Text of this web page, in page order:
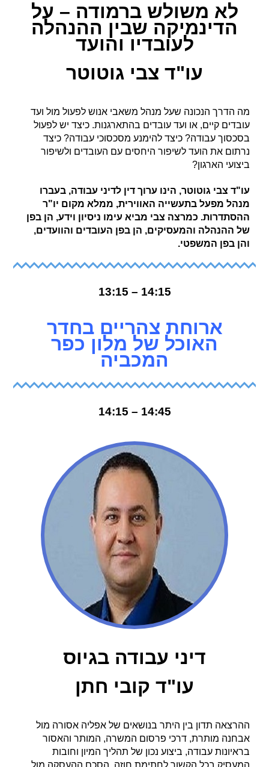
לא משולש ברמודה – על
הדינמיקה שבין ההנהלה
לעובדיו והועד
עו"ד צבי גוטוטר
מה הדרך הנכונה שעל מנהל משאבי אנוש לפעול מול ועד
עובדים קיים, או ועד עובדים בהתארגנות. כיצד יש לפעול
בסכסוך עבודה? כיצד להימנע מסכסוכי עבודה? כיצד
נרתום את הועד לשיפור היחסים עם העובדים ולשיפור
ביצועי הארגון?
עו"ד צבי גוטוטר, הינו ערוך דין לדיני עבודה, בעברו
מנהל מפעל בתעשייה האווירית, ממלא מקום יו"ר
ההסתדרות. כמרצה צבי מביא עימו ניסיון וידע, הן בפן
של ההנהלה והמעסיקים, הן בפן העובדים והוועדים,
והן בפן המשפטי.
14:15 – 13:15
ארוחת צהריים בחדר
האוכל של מלון כפר
המכביה
14:45 – 14:15
דיני עבודה בגיוס
עו"ד קובי חתן
ההרצאה תדון בין היתר בנושאים של אפליה אסורה מול
אבחנה מותרת, דרכי פרסום המשרה, המותר והאסור
בראיונות עבודה, ביצוע נכון של תהליך המיון וחובות